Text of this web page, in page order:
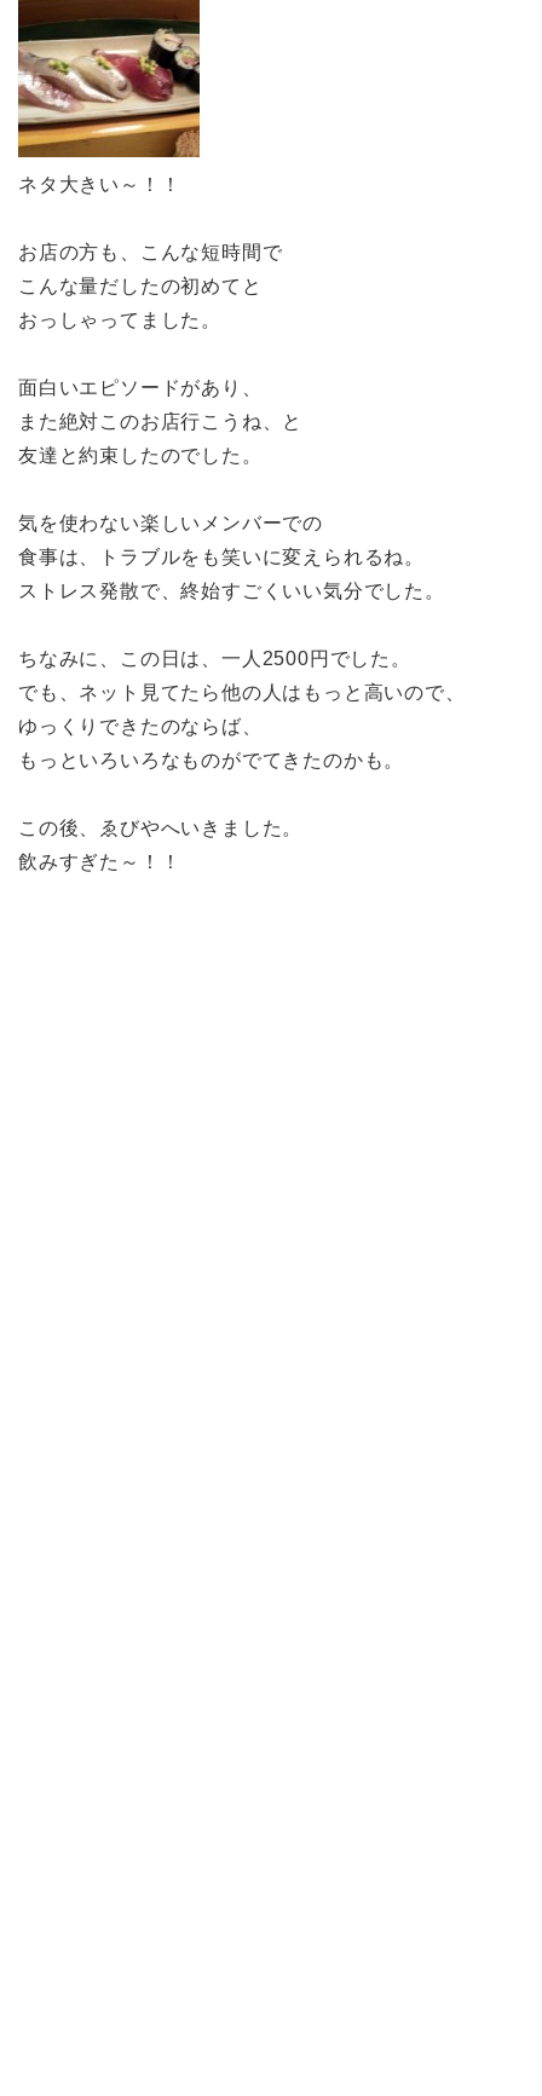
ネタ大きい～！！
お店の方も、こんな短時間で
こんな量だしたの初めてと
おっしゃってました。
面白いエピソードがあり、
また絶対このお店行こうね、と
友達と約束したのでした。
気を使わない楽しいメンバーでの
食事は、トラブルをも笑いに変えられるね。
ストレス発散で、終始すごくいい気分でした。
ちなみに、この日は、一人2500円でした。
でも、ネット見てたら他の人はもっと高いので、
ゆっくりできたのならば、
もっといろいろなものがでてきたのかも。
この後、ゑびやへいきました。
飲みすぎた～！！